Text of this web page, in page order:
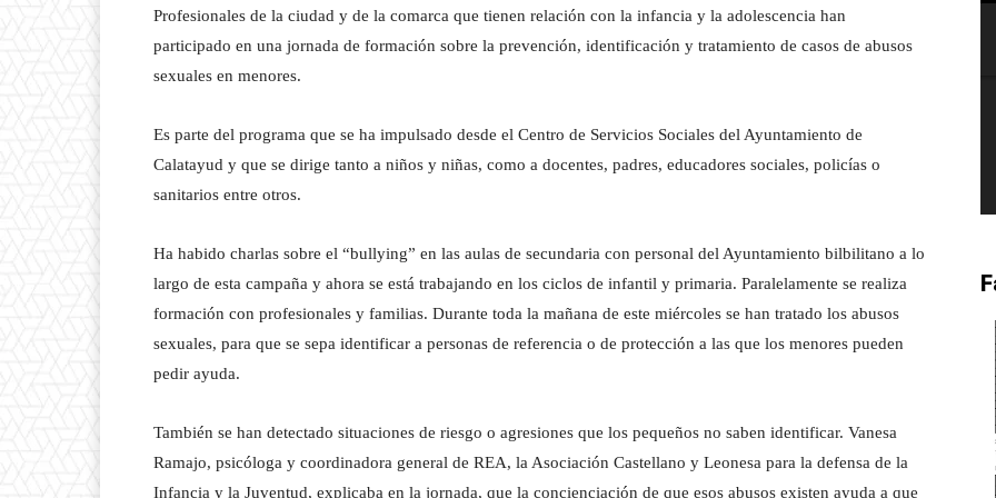
Profesionales de la ciudad y de la comarca que tienen relación con la infancia y la adolescencia han
participado en una jornada de formación sobre la prevención, identificación y tratamiento de casos de abusos
sexuales en menores.
Es parte del programa que se ha impulsado desde el Centro de Servicios Sociales del Ayuntamiento de
Calatayud y que se dirige tanto a niños y niñas, como a docentes, padres, educadores sociales, policías o
sanitarios entre otros.
Ha habido charlas sobre el “bullying” en las aulas de secundaria con personal del Ayuntamiento bilbilitano a lo
largo de esta campaña y ahora se está trabajando en los ciclos de infantil y primaria. Paralelamente se realiza
formación con profesionales y familias. Durante toda la mañana de este miércoles se han tratado los abusos
sexuales, para que se sepa identificar a personas de referencia o de protección a las que los menores pueden
pedir ayuda.
También se han detectado situaciones de riesgo o agresiones que los pequeños no saben identificar. Vanesa
Ramajo, psicóloga y coordinadora general de REA, la Asociación Castellano y Leonesa para la defensa de la
Infancia y la Juventud, explicaba en la jornada, que la concienciación de que esos abusos existen ayuda a que